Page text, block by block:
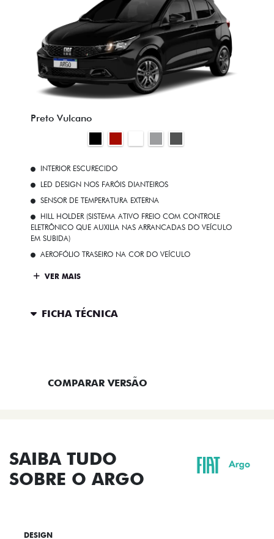
Preto Vulcano
INTERIOR ESCURECIDO
LED DESIGN NOS FARÓIS DIANTEIROS
SENSOR DE TEMPERATURA EXTERNA
HILL HOLDER (SISTEMA ATIVO FREIO COM CONTROLE
ELETRÔNICO QUE AUXILIA NAS ARRANCADAS DO VEÍCULO
EM SUBIDA)
AEROFÓLIO TRASEIRO NA COR DO VEÍCULO
VER MAIS
FICHA TÉCNICA
COMPARAR VERSÃO
SAIBA TUDO
SOBRE O ARGO
DESIGN